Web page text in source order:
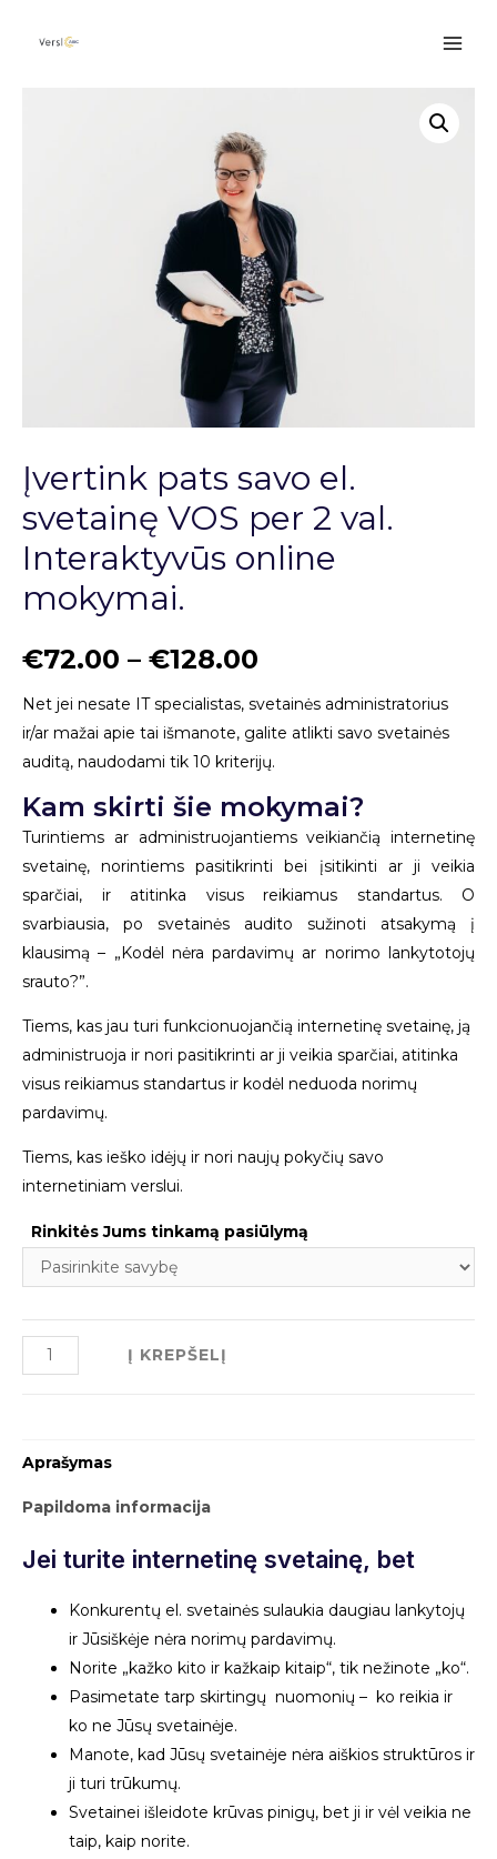
Įvertink pats savo el.
svetainę VOS per 2 val.
Interaktyvūs online
mokymai.
€72.00 – €128.00
Net jei nesate IT specialistas, svetainės administratorius
ir/ar mažai apie tai išmanote, galite atlikti savo svetainės
auditą, naudodami tik 10 kriterijų.
Kam skirti šie mokymai?
Turintiems ar administruojantiems veikiančią internetinę
svetainę, norintiems pasitikrinti bei įsitikinti ar ji veikia
sparčiai, ir atitinka visus reikiamus standartus. O
svarbiausia, po svetainės audito sužinoti atsakymą į
klausimą – „Kodėl nėra pardavimų ar norimo lankytotojų
srauto?”.
Tiems, kas jau turi funkcionuojančią internetinę svetainę, ją
administruoja ir nori pasitikrinti ar ji veikia sparčiai, atitinka
visus reikiamus standartus ir kodėl neduoda norimų
pardavimų.
Tiems, kas ieško idėjų ir nori naujų pokyčių savo
internetiniam verslui.
Rinkitės Jums tinkamą pasiūlymą
Į KREPŠELĮ
Aprašymas
Papildoma informacija
Jei turite internetinę svetainę, bet
Konkurentų el. svetainės sulaukia daugiau lankytojų
ir Jūsiškėje nėra norimų pardavimų.
Norite „kažko kito ir kažkaip kitaip“, tik nežinote „ko“.
Pasimetate tarp skirtingų nuomonių – ko reikia ir
ko ne Jūsų svetainėje.
Manote, kad Jūsų svetainėje nėra aiškios struktūros ir
ji turi trūkumų.
Svetainei išleidote krūvas pinigų, bet ji ir vėl veikia ne
taip, kaip norite.